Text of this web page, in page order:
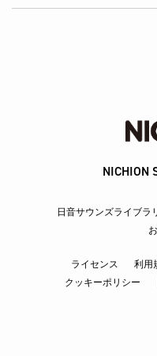
NICHION
日音サウンズライブラ
ライセンス 利用
クッキーポリシー